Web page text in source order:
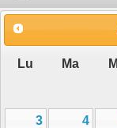
Lu Ma
3
4